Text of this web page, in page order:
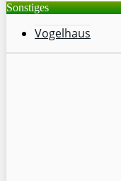
Sonstiges
Vogelhaus